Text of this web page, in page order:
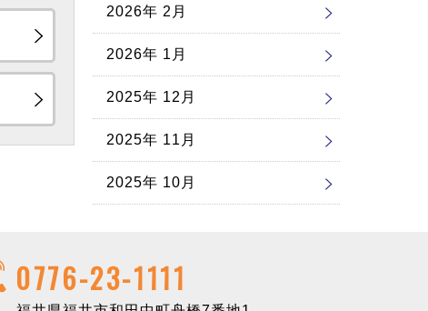
2026年 2月
2026年 1月
2025年 12月
2025年 11月
2025年 10月
0776-23-1111